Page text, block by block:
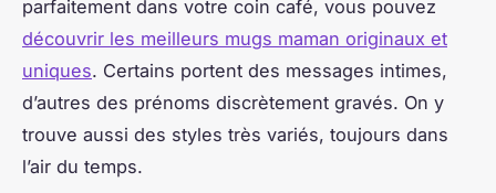
parfaitement dans votre coin café, vous pouvez
découvrir les meilleurs mugs maman originaux et
uniques. Certains portent des messages intimes,
d’autres des prénoms discrètement gravés. On y
trouve aussi des styles très variés, toujours dans
l’air du temps.